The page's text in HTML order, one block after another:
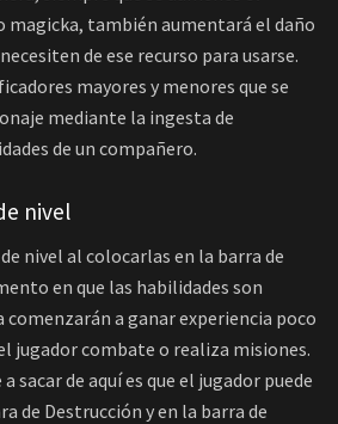
magicka, también aumentará el daño
de ese recurso para usarse.
mayores y menores que se
mediante la ingesta de
de un compañero.
nivel
nivel al colocarlas en la barra de
en que las habilidades son
comenzarán a ganar experiencia poco
jugador combate o realiza misiones.
sacar de aquí es que el jugador puede
de Destrucción y en la barra de